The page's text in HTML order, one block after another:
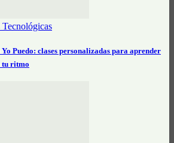
Tecnológicas
Puedo: clases personalizadas para aprender
tu ritmo